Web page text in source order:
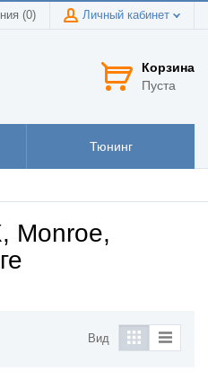
(0) Личный кабинет
Корзина
Пуста
Тюнинг
Monroe,
Вид